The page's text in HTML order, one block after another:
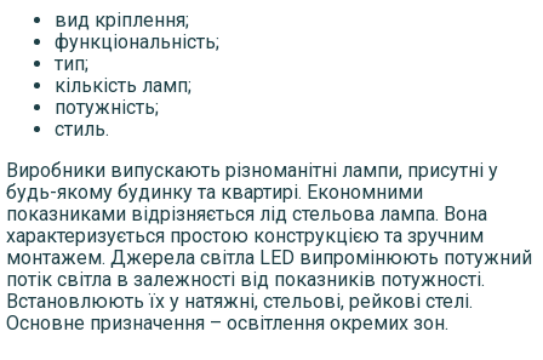
вид кріплення;
функціональність;
тип;
кількість ламп;
потужність;
стиль.
Виробники випускають різноманітні лампи, присутні у
будь-якому будинку та квартирі. Економними
показниками відрізняється лід стельова лампа. Вона
характеризується простою конструкцією та зручним
монтажем. Джерела світла LED випромінюють потужний
потік світла в залежності від показників потужності.
Встановлюють їх у натяжні, стельові, рейкові стелі.
Основне призначення – освітлення окремих зон.